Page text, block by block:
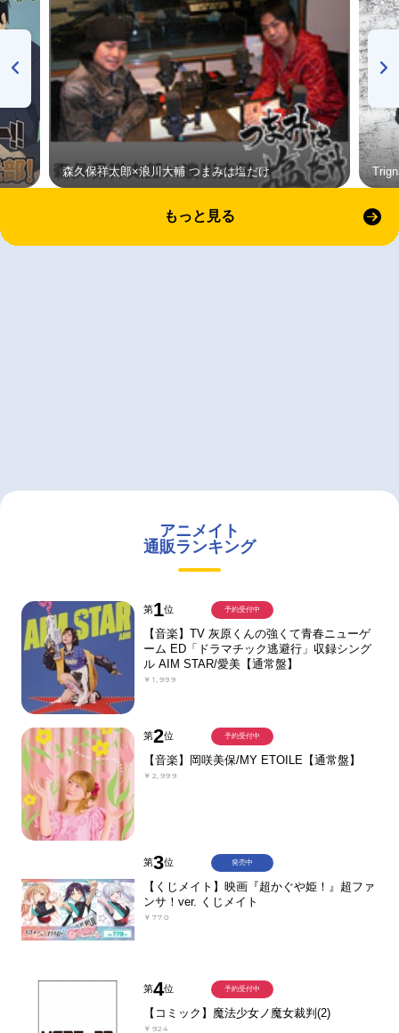
森久保祥太郎×浪川大輔 つまみは塩だけ
もっと見る
アニメイト
通販ランキング
第1位
【音楽】TV 灰原くんの強くて青春ニューゲ
ーム ED「ドラマチック逃避行」収録シング
ル AIM STAR/愛美【通常盤】
￥1,999
予約受付中
第2位
【音楽】岡咲美保/MY ETOILE【通常盤】
￥2,999
予約受付中
第3位
【くじメイト】映画『超かぐや姫！』超ファ
ンサ！ver. くじメイト
￥770
発売中
第4位
【コミック】魔法少女ノ魔女裁判(2)
￥924
予約受付中